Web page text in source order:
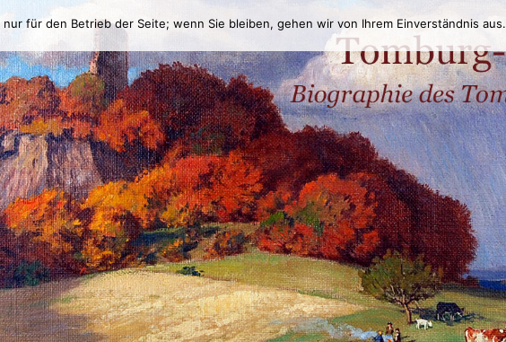
für den Betrieb der Seite; wenn Sie bleiben, gehen wir von Ihrem Einverständnis aus.